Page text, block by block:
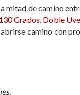
mitad de camino
Grados, Doble
camino con